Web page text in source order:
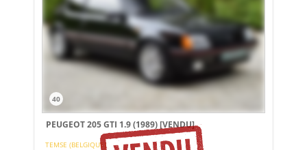
40
PEUGEOT 205 GTI 1.9 (1989)[VENDU]
TEMSE (BELGIQUE)